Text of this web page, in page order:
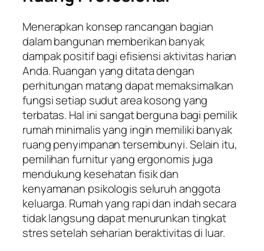
Menerapkan konsep rancangan bagian
dalam bangunan memberikan banyak
dampak positif bagi efisiensi aktivitas harian
Anda. Ruangan yang ditata dengan
perhitungan matang dapat memaksimalkan
fungsi setiap sudut area kosong yang
terbatas. Hal ini sangat berguna bagi pemilik
rumah minimalis yang ingin memiliki banyak
ruang penyimpanan tersembunyi. Selain itu,
pemilihan furnitur yang ergonomis juga
mendukung kesehatan fisik dan
kenyamanan psikologis seluruh anggota
keluarga. Rumah yang rapi dan indah secara
tidak langsung dapat menurunkan tingkat
stres setelah seharian beraktivitas di luar.